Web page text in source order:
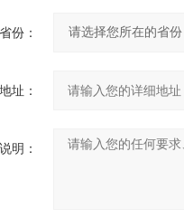
省份：
址：
明：